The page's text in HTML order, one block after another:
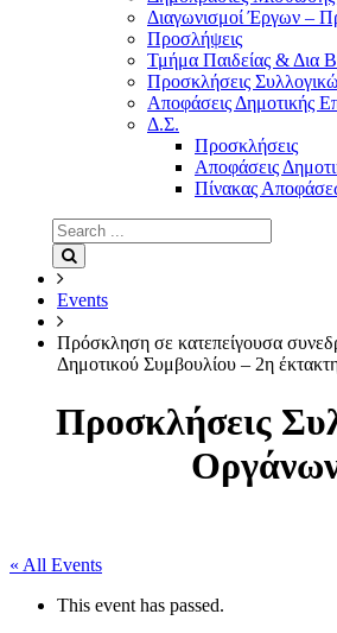
Διαγωνισμοί Έργων –
Προσλήψεις
Τμήμα Παιδείας & Δια
Προσκλήσεις
Αποφάσεις Δημοτικής
Δ.Σ.
Προσκλήσεις
Αποφάσεις
Πίνακας
Search
for:
Events
Πρόσκληση σε κατεπείγουσα
Δημοτικού Συμβουλίου – 2η
Προσκλήσεις
« All Events
This event has passed.